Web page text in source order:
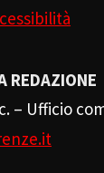
REDAZIONE
– Ufficio